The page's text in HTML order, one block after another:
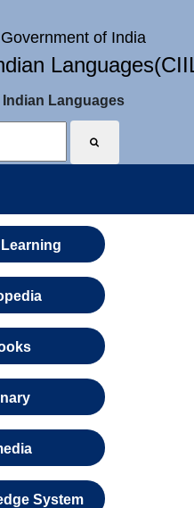
of India
Languages
System